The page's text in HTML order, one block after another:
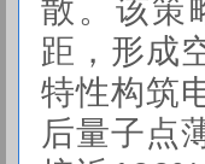
散。该策
距，形成
特性构筑
后量子点